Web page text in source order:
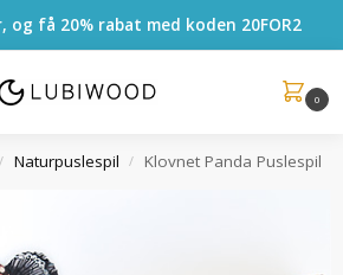
og få 20% rabat med koden 20FOR2
0
/ Naturpuslespil / Klovnet Panda Puslespil